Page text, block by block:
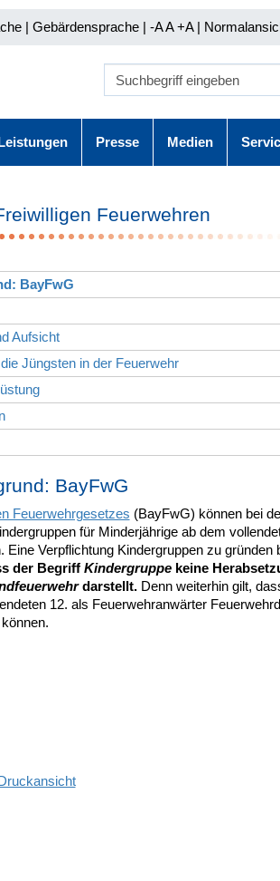
| Gebärdensprache | -A A+A |
Presse Medien
Feuerwehren
BayFwG
Aufsicht
Jüngsten in der Feuerwehr
BayFwG
Feuerwehrgesetzes (BayFwG) können bei
für Minderjährige ab dem
Eine Verpflichtung Kindergruppen zu gründen
der Begriff Kindergruppekeine
darstellt.Denn weiterhin gilt,
12. als Feuerwehranwärter